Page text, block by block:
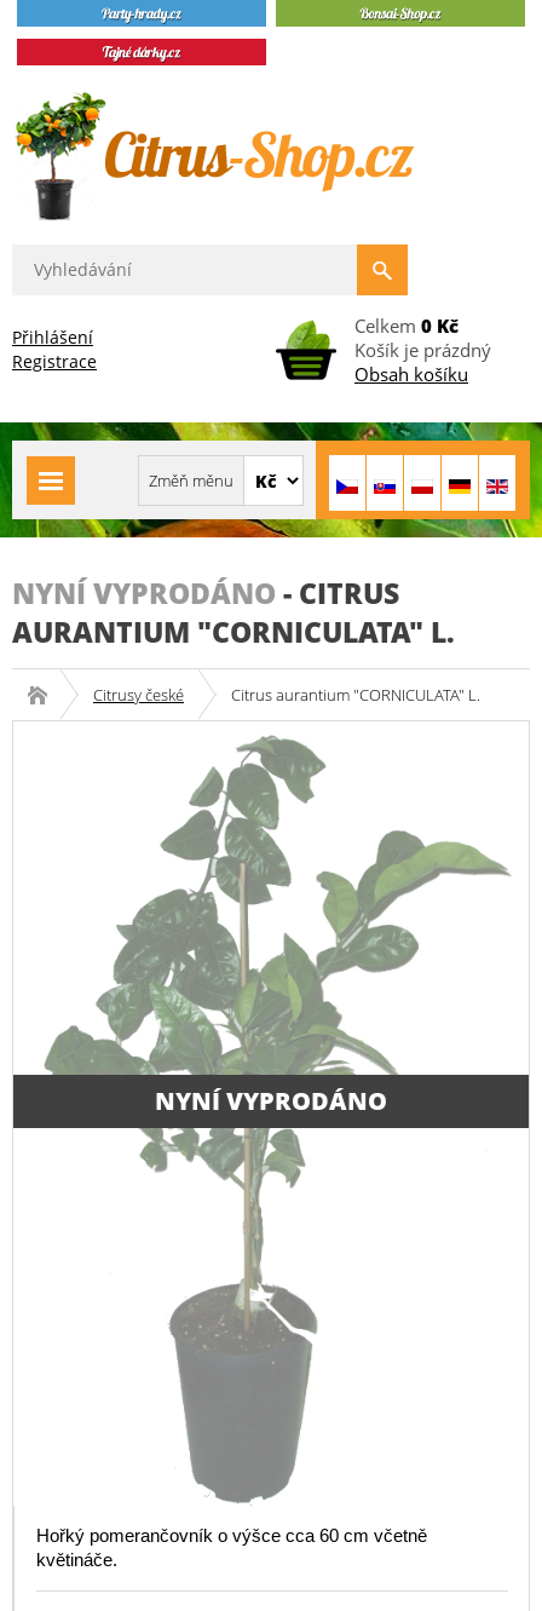
Přihlášení
Registrace
Celkem 0 Kč
Košík je prázdný
Obsah košíku
NYNÍ VYPRODÁNO - CITRUS
AURANTIUM "CORNICULATA" L.
Citrusy české Citrus aurantium "CORNICULATA" L.
NYNÍ VYPRODÁNO
Hořký pomerančovník o výšce cca 60 cm včetně
květináče.